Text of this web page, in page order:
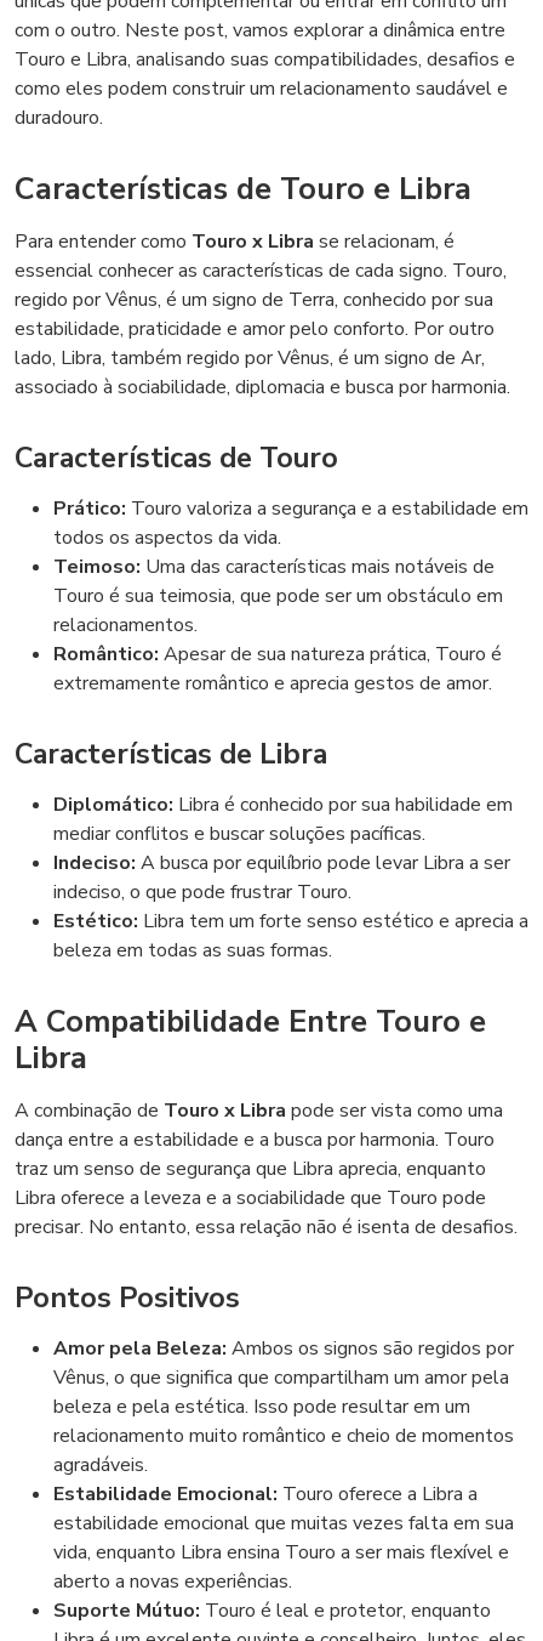
com o outro. Neste post, vamos explorar a dinâmica entre
Touro e Libra, analisando suas compatibilidades, desafios e
como eles podem construir um relacionamento saudável e
duradouro.
Características de Touro e Libra
Para entender como Touro x Libra se relacionam, é
essencial conhecer as características de cada signo. Touro,
regido por Vênus, é um signo de Terra, conhecido por sua
estabilidade, praticidade e amor pelo conforto. Por outro
lado, Libra, também regido por Vênus, é um signo de Ar,
associado à sociabilidade, diplomacia e busca por harmonia.
Características de Touro
Prático: Touro valoriza a segurança e a estabilidade em
todos os aspectos da vida.
Teimoso: Uma das características mais notáveis de
Touro é sua teimosia, que pode ser um obstáculo em
relacionamentos.
Romântico: Apesar de sua natureza prática, Touro é
extremamente romântico e aprecia gestos de amor.
Características de Libra
Diplomático: Libra é conhecido por sua habilidade em
mediar conflitos e buscar soluções pacíficas.
Indeciso: A busca por equilíbrio pode levar Libra a ser
indeciso, o que pode frustrar Touro.
Estético: Libra tem um forte senso estético e aprecia a
beleza em todas as suas formas.
A Compatibilidade Entre Touro e
Libra
A combinação de Touro x Libra pode ser vista como uma
dança entre a estabilidade e a busca por harmonia. Touro
traz um senso de segurança que Libra aprecia, enquanto
Libra oferece a leveza e a sociabilidade que Touro pode
precisar. No entanto, essa relação não é isenta de desafios.
Pontos Positivos
Amor pela Beleza: Ambos os signos são regidos por
Vênus, o que significa que compartilham um amor pela
beleza e pela estética. Isso pode resultar em um
relacionamento muito romântico e cheio de momentos
agradáveis.
Estabilidade Emocional: Touro oferece a Libra a
estabilidade emocional que muitas vezes falta em sua
vida, enquanto Libra ensina Touro a ser mais flexível e
aberto a novas experiências.
Suporte Mútuo: Touro é leal e protetor, enquanto